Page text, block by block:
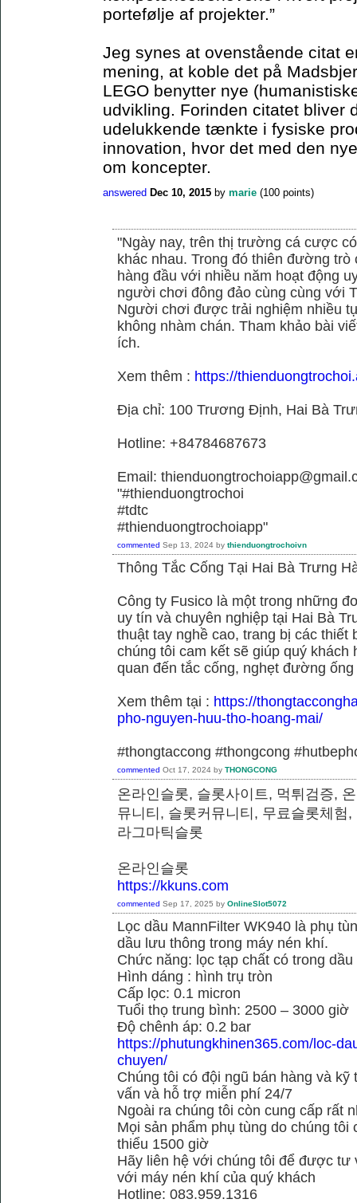
portefølje af projekter.”
Jeg synes at ovenstående citat
mening, at koble det på
LEGO benytter nye
udvikling. Forinden citatet bliver
udelukkende tænkte i fysiske
innovation, hvor det med den
om koncepter.
answered Dec 10, 2015 by marie (100 points)
"Ngày nay, trên thị trường cá cược
khác nhau. Trong đó thiên đường
hàng đầu với nhiều năm hoạt động
người chơi đông đảo cùng cùng với
Người chơi được trải nghiệm nhiều
không nhàm chán. Tham khảo bài
ích.
Xem thêm : https://
Địa chỉ: 100 Trương Định, Hai Bà
Hotline: +84784687673
Email:
"#thienduongtrochoi
#tdtc
#thienduongtrochoiapp"
commented Sep 13, 2024 by thienduongtrochoivn
Thông Tắc Cống Tại Hai Bà Trưng
Công ty Fusico là một trong những
uy tín và chuyên nghiệp tại Hai Bà
thuật tay nghề cao, trang bị các thiết
chúng tôi cam kết sẽ giúp quý
quan đến tắc cống, nghẹt đường
Xem thêm tại : https://
pho-nguyen-huu-tho-hoang-mai/
#thongtaccong #thongcong
commented Oct 17, 2024 by THONGCONG
온라인슬롯, 슬롯사이트, 먹튀검증,
뮤니티, 슬롯커뮤니티, 무료슬롯체험
라그마틱슬롯
온라인슬롯
https://kkuns.com
commented Sep 17, 2025 by OnlineSlot5072
Lọc dầu MannFilter WK940 là phụ
dầu lưu thông trong máy nén khí.
Chức năng: lọc tạp chất có trong dầu
Hình dáng : hình trụ tròn
Cấp lọc: 0.1 micron
Tuổi thọ trung bình: 2500 – 3000 giờ
Độ chênh áp: 0.2 bar
https://phutungkhinen365.com/loc-
chuyen/
Chúng tôi có đội ngũ bán hàng và
vấn và hỗ trợ miễn phí 24/7
Ngoài ra chúng tôi còn cung cấp rất
Mọi sản phẩm phụ tùng do chúng
thiểu 1500 giờ
Hãy liên hệ với chúng tôi để được tư
với máy nén khí của quý khách
Hotline: 083.959.1316